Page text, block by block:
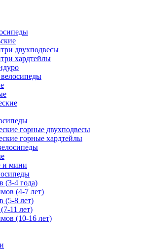
двухподвесы
хардтейлы
горные двухподвесы
горные хардтейлы
и мини
(3-4 года)
(4-7 лет)
(5-8 лет)
11 лет)
(10-16 лет)